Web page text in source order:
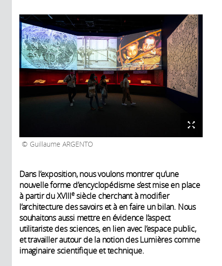
Guillaume ARGENTO
Dans l’exposition, nous voulons montrer qu’une
nouvelle forme d’encyclopédisme s’est mise en place
à partir du XVIIIesiècle cherchant à modifier
l’architecture des savoirs et à en faire un bilan. Nous
souhaitons aussi mettre en évidence l’aspect
utilitariste des sciences, en lien avec l’espace public,
et travailler autour de la notion des Lumières comme
imaginaire scientifique et technique.